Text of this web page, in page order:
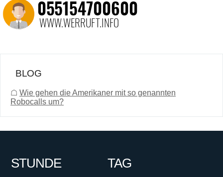
BLOG
☖ Wie gehen die Amerikaner mit so genannten
Robocalls um?
STUNDE TAG